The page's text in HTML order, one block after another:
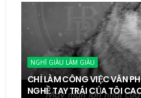
NGHĨ GIÀU LÀM GIÀU
CHỈ LÀM CÔNG VIỆC VĂN
NGHỀ TAY TRÁI CỦA TÔI